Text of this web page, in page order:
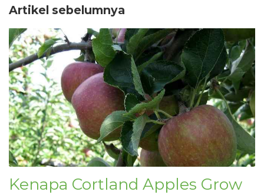
Artikel sebelumnya
Kenapa Cortland Apples Grow